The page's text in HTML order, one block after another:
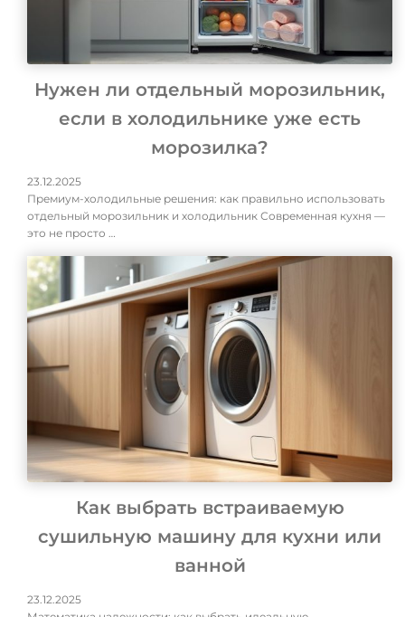
Нужен ли отдельный морозильник,
если в холодильнике уже есть
морозилка?
23.12.2025
Премиум-холодильные решения: как правильно использовать
отдельный морозильник и холодильник Современная кухня —
это не просто …
Как выбрать встраиваемую
сушильную машину для кухни или
ванной
23.12.2025